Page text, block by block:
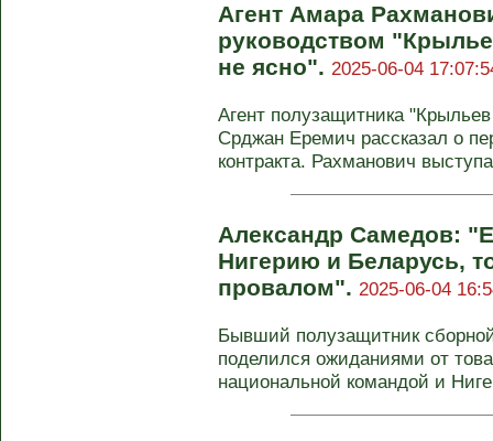
Агент Амара
руководством
не ясно". 2025-06-04
Агент полузащитника
Срджан Еремич рассказал о
контракта. Рахманович
Александр Самедов:
Нигерию и Беларусь,
провалом". 2025-06-04
Бывший полузащитник
поделился ожиданиями от
национальной командой и